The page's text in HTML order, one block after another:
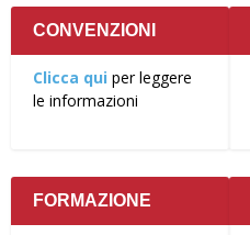
CONVENZIONI
Clicca qui per leggere
le informazioni
FORMAZIONE